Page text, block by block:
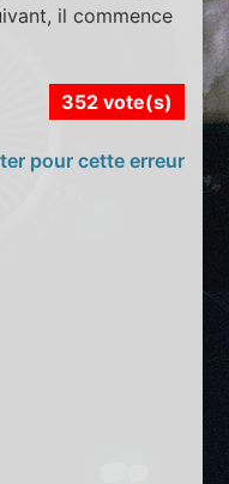
il commence
352 vote(s)
pour cette erreur